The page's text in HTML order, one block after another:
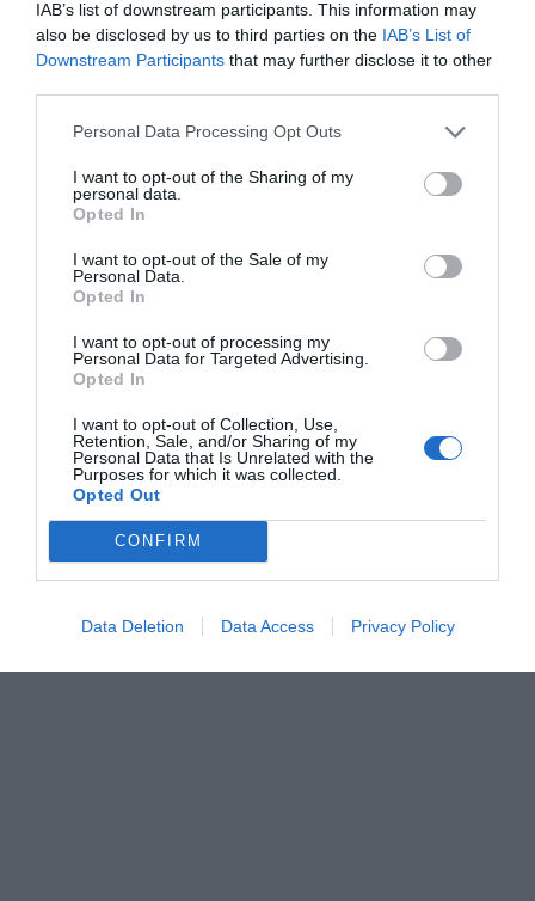
IAB’s list of downstream participants. This information may
also be disclosed by us to third parties on the IAB’s List of
Downstream Participants that may further disclose it to other
Personal Data Processing Opt Outs
I want to opt-out of the Sharing of my
personal data.
Opted In
I want to opt-out of the Sale of my
Personal Data.
Opted In
I want to opt-out of processing my
Personal Data for Targeted Advertising.
Opted In
I want to opt-out of Collection, Use,
Retention, Sale, and/or Sharing of my
Personal Data that Is Unrelated with the
Purposes for which it was collected.
Opted Out
CONFIRM
Data Deletion Data Access Privacy Policy
La situación meteorológica mantiene activado este
prácticamente toda la Comunitat Valenciana. En el
litoral sur de Valenciay el litoral norte de Alicante se
esperan precipitaciones de hasta 30 litros por metro
alcanzar los 60 litros en doce horas.
La alerta en estas zonas permanecerá activa
hasta las
15:59 horasde este sábado y podría ir acompañada de
tormentas intensas.